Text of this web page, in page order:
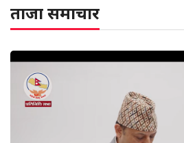
ताजा समाचार